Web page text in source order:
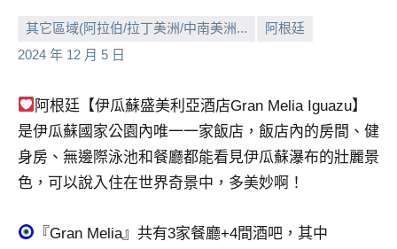
節
目
賓、
金
探
號
目
其它區域(阿拉伯/拉丁美洲/中南美洲...
阿根廷
2024 年 12 月 5 日
小
No
阿根廷【伊瓜蘇盛美利亞酒店Gran Melia Iguazu】
是伊瓜蘇國家公園內唯一一家飯店，飯店內的房間、健
身房、無邊際泳池和餐廳都能看見伊瓜蘇瀑布的壯麗景
色，可以說入住在世界奇景中，多美妙啊！
『Gran Melia』共有3家餐廳+4間酒吧，其中